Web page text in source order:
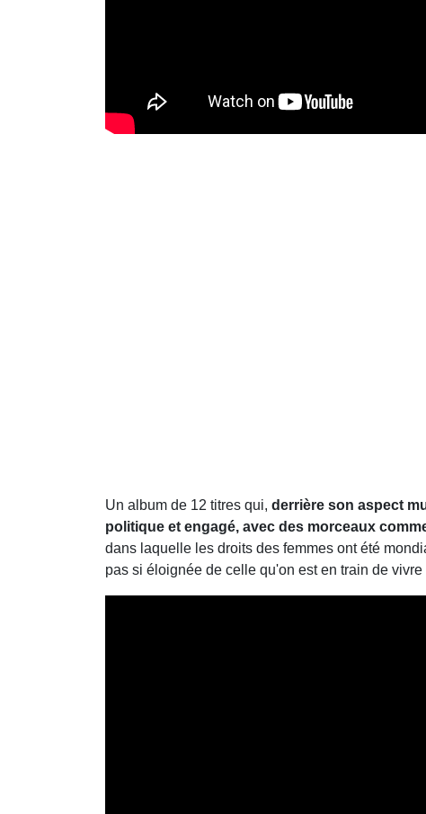
Un album de 12 titres qui, derrière son aspect
politique et engagé, avec des morceaux
dans laquelle les droits des femmes ont été
pas si éloignée de celle qu'on est en train de